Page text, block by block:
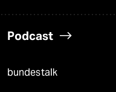
Podcast
bundestalk